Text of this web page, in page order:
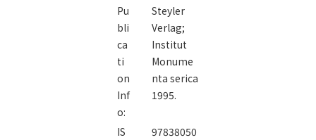
Pu
bli
ca
ti
on
Inf
o:
Steyler
Verlag;
Institut
Monume
nta serica
1995.
IS
97838050